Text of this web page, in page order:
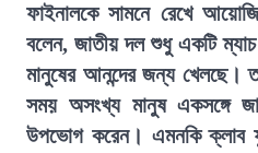
ফাইনালকে সামনে রেখে
বলেন, জাতীয় দল শুধু একটি
মানুষের আনন্দের জন্য খেলছে।
সময় অসংখ্য মানুষ একসঙ্গে
উপভোগ করেন। এমনকি ক্লাব